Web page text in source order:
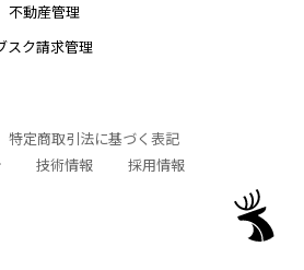
不動産管理
スク請求管理
特定商取引法に基づく表記
技術情報
採用情報